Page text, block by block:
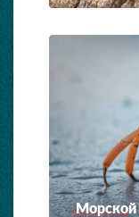
Морской